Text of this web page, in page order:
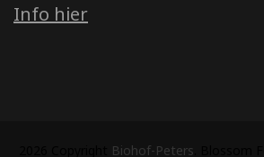
Info hier
Biohof-Peters